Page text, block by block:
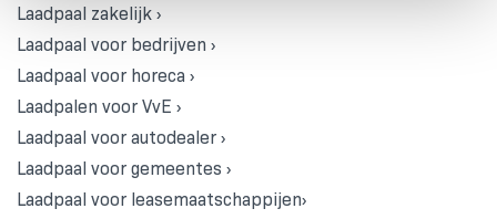
Laadpaal zakelijk ›
Laadpaal voor bedrijven ›
Laadpaal voor horeca ›
Laadpalen voor VvE ›
Laadpaal voor autodealer ›
Laadpaal voor gemeentes ›
Laadpaal voor leasemaatschappijen›